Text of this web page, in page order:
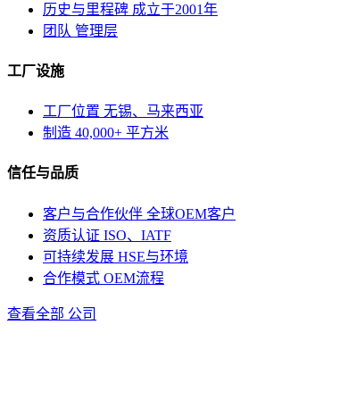
历史与里程碑 成立于2001年
团队 管理层
工厂设施
工厂位置 无锡、马来西亚
制造 40,000+ 平方米
信任与品质
客户与合作伙伴 全球OEM客户
资质认证 ISO、IATF
可持续发展 HSE与环境
合作模式 OEM流程
查看全部 公司